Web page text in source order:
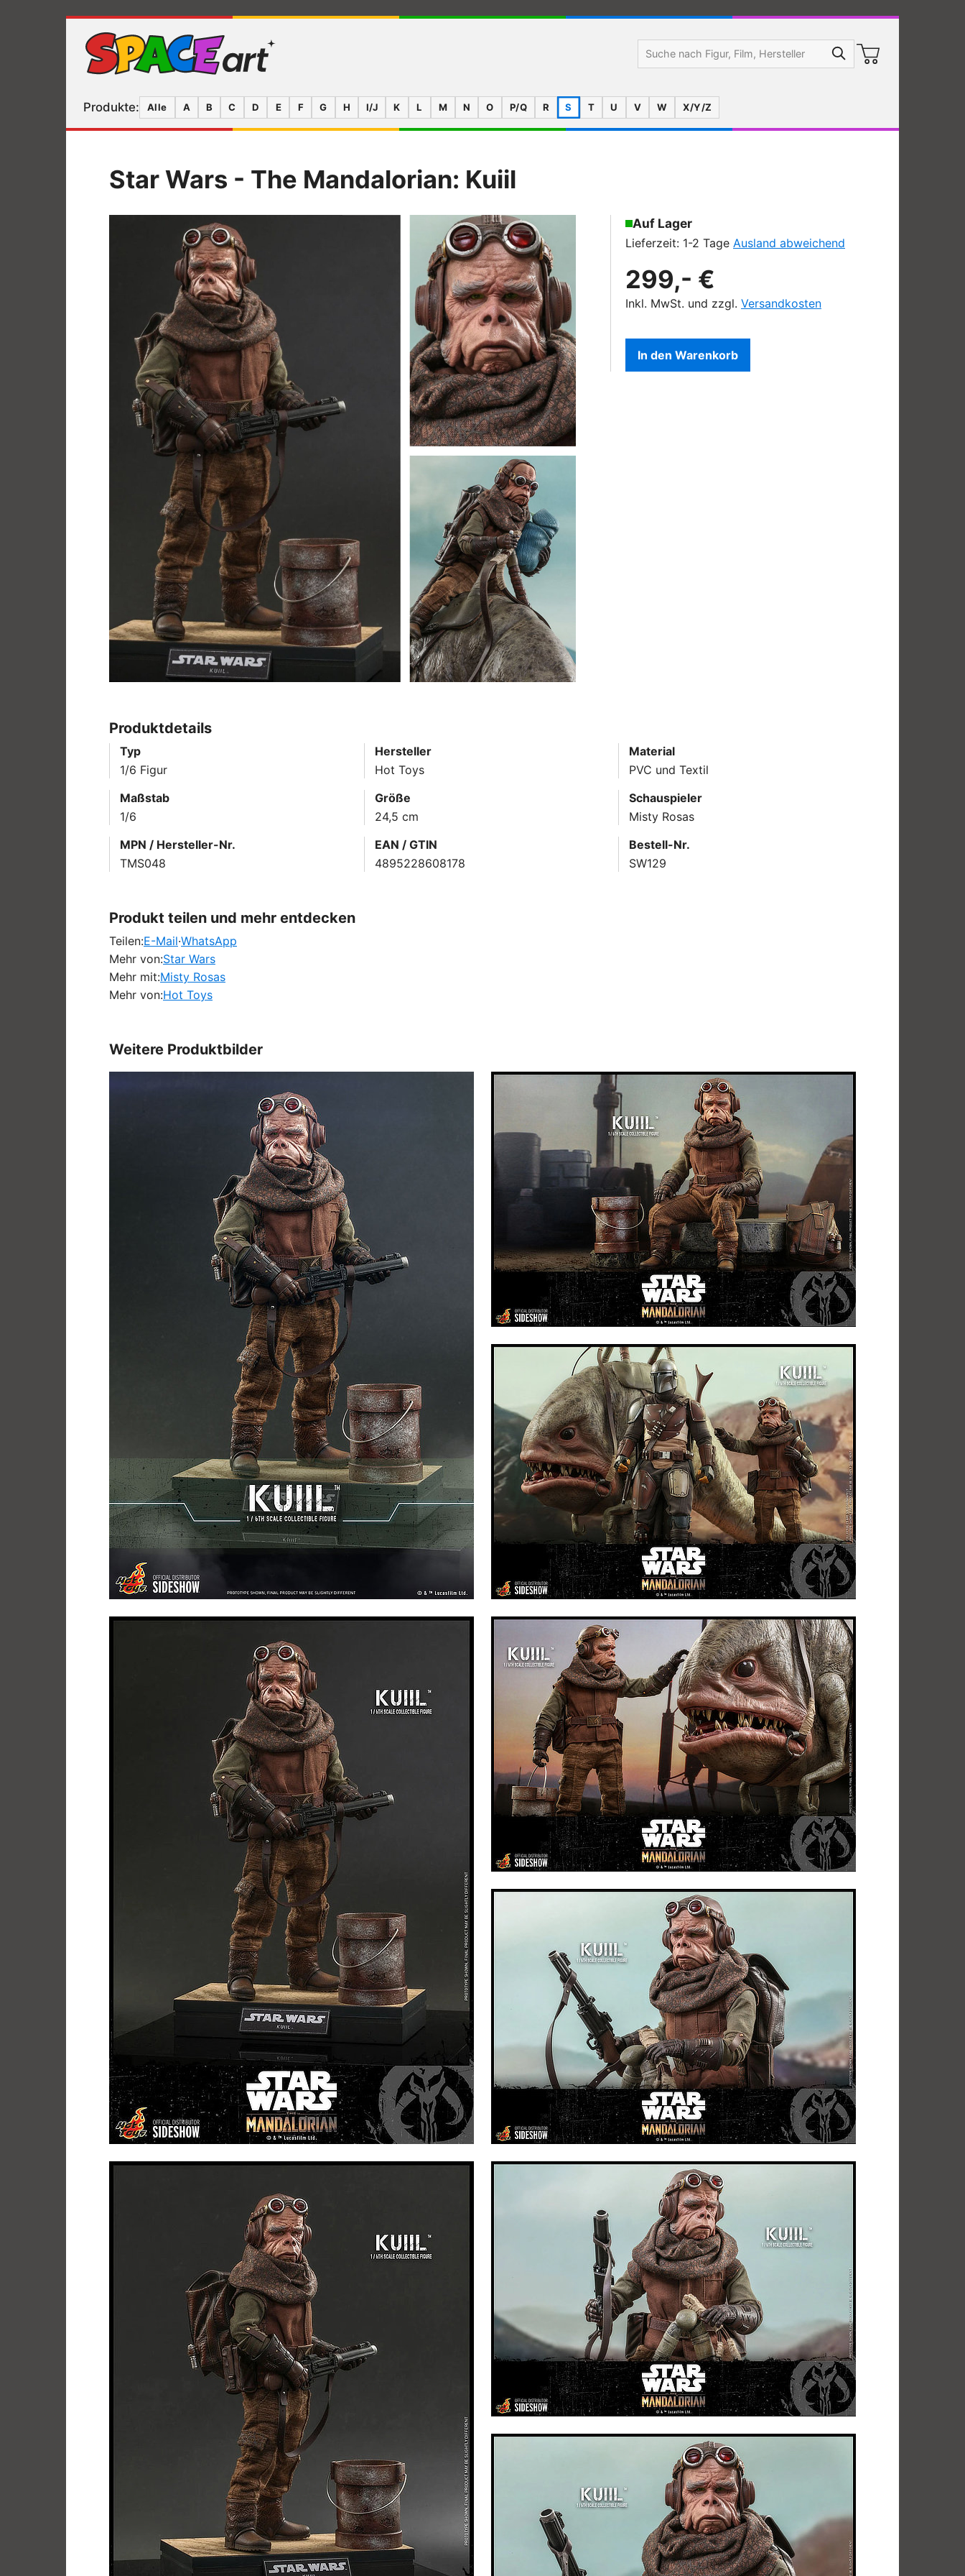
Produkte: Alle A B C D E F G H I/J K L M N O P/Q R S T U V W X/Y/Z
Star Wars - The Mandalorian: Kuiil
Auf Lager
Lieferzeit: 1-2 Tage Ausland abweichend
299,- €
Inkl. MwSt. und zzgl. Versandkosten
In den Warenkorb
Produktdetails
Typ
1/6 Figur
Hersteller
Hot Toys
Material
PVC und Textil
Maßstab
1/6
Größe
24,5 cm
Schauspieler
Misty Rosas
MPN / Hersteller-Nr.
TMS048
EAN / GTIN
4895228608178
Bestell-Nr.
SW129
Produkt teilen und mehr entdecken
Teilen:E-Mail·WhatsApp
Mehr von:Star Wars
Mehr mit:Misty Rosas
Mehr von:Hot Toys
Weitere Produktbilder